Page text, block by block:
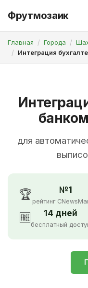
Фрутмозаик
Главная Города
Интеграция
для
🏆 №1
рейтинг
🆓 14 дней
бесплатный